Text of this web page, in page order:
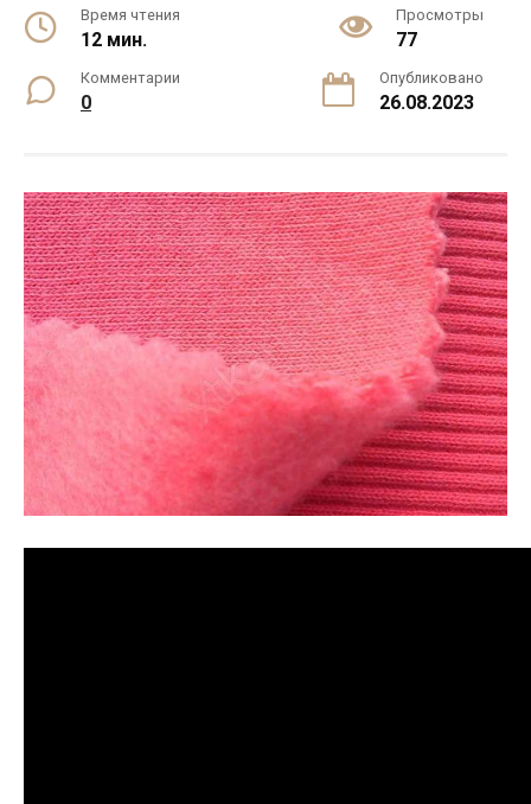
Время чтения
12 мин.
Просмотры
77
Комментарии
0
Опубликовано
26.08.2023